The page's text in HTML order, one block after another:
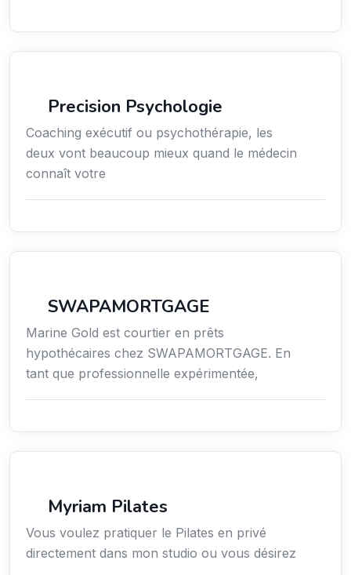
Precision Psychologie
Coaching exécutif ou psychothérapie, les
deux vont beaucoup mieux quand le médecin
connaît votre
SWAPAMORTGAGE
Marine Gold est courtier en prêts
hypothécaires chez SWAPAMORTGAGE. En
tant que professionnelle expérimentée,
Myriam Pilates
Vous voulez pratiquer le Pilates en privé
directement dans mon studio ou vous désirez